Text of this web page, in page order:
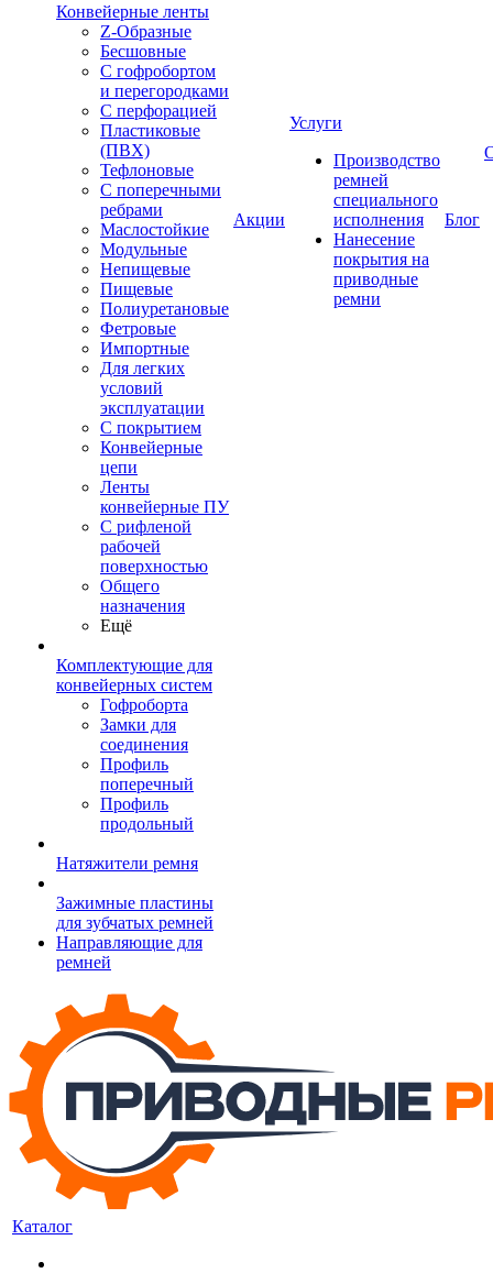
Конвейерные ленты
Z-Образные
Бесшовные
С гофробортом
и перегородками
С перфорацией
Пластиковые
(ПВХ)
Тефлоновые
С поперечными
ребрами
Маслостойкие
Модульные
Непищевые
Пищевые
Полиуретановые
Фетровые
Импортные
Для легких
условий
эксплуатации
С покрытием
Конвейерные
цепи
Ленты
конвейерные ПУ
С рифленой
рабочей
поверхностью
Общего
назначения
Ещё
Комплектующие для
конвейерных систем
Гофроборта
Замки для
соединения
Профиль
поперечный
Профиль
продольный
Натяжители ремня
Зажимные пластины
для зубчатых ремней
Направляющие для
ремней
Акции
Услуги
Производство
ремней
специального
исполнения
Нанесение
покрытия на
приводные
ремни
Блог
Каталог